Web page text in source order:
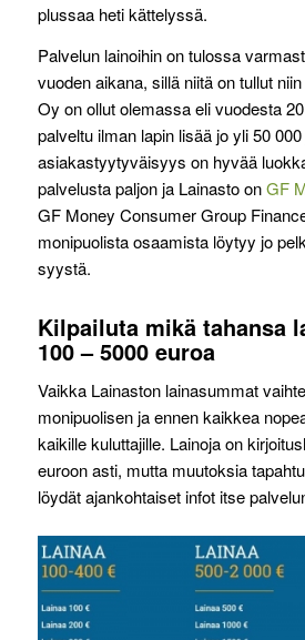
plussaa heti kättelyssä.
Palvelun lainoihin on tulossa
vuoden aikana, sillä niitä on tullut
Oy on ollut olemassa eli vuodesta
palveltu ilman lapin lisää jo yli 50 000
asiakastyytyväisyys on hyvää
palvelusta paljon ja Lainasto onGF
GF Money Consumer Group
monipuolista osaamista löytyy jo
syystä.
Kilpailuta mikä tahansa
100 – 5000 euroa
Vaikka Lainaston lainasummat
monipuolisen ja ennen kaikkea
kaikille kuluttajille. Lainoja on
euroon asti, mutta muutoksia
löydät ajankohtaiset infot itse